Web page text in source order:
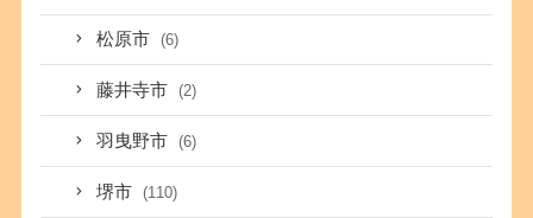
松原市 (6)
藤井寺市 (2)
羽曳野市 (6)
堺市 (110)